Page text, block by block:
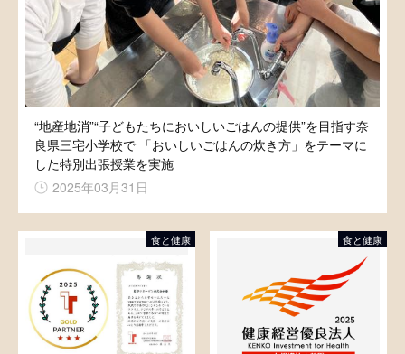
“地産地消”“子どもたちにおいしいごはんの提供”を目指す奈
良県三宅小学校で 「おいしいごはんの炊き方」をテーマに
した特別出張授業を実施
2025年03月31日
食と健康 食と健康